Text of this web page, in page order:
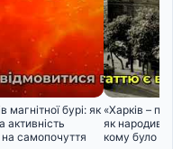
магнітної бурі: як
активність
самопочуття
«Харків –
як народився
кому було